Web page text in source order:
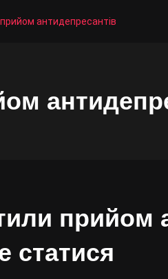
антидепресантів
прийом
статися